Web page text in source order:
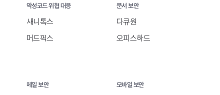
악성코드 위협 대응
새니톡스
머드픽스
메일 보안
문서 보안
다큐원
오피스하드
모바일 보안